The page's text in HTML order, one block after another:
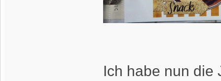
Ich habe nun die